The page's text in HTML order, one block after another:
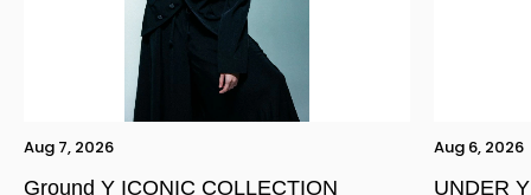
Aug 7, 2026
Ground Y ICONIC COLLECTION
Aug 6, 2026
UNDER